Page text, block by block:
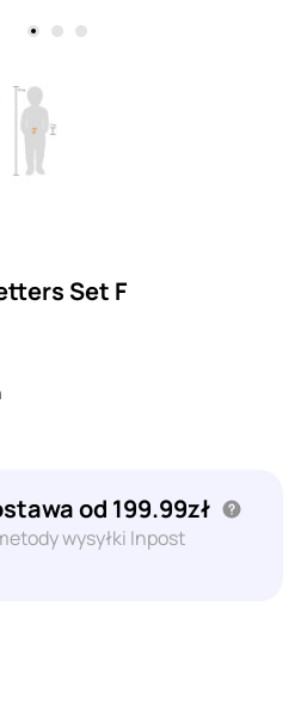
Set F
od 199.99zł
wysyłki Inpost